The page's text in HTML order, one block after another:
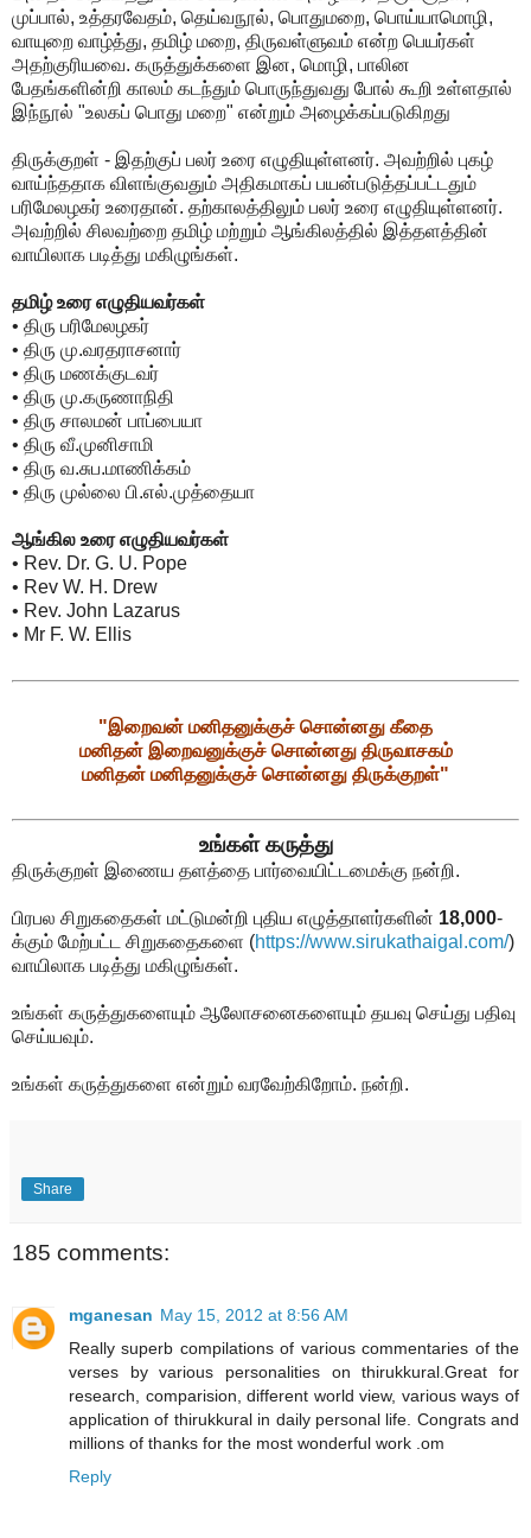
முப்பால், உத்தரவேதம், தெய்வநூல், பொதுமறை, பொய்யாமொழி,
வாயுறை வாழ்த்து, தமிழ் மறை, திருவள்ளுவம் என்ற பெயர்கள்
அதற்குரியவை. கருத்துக்களை இன, மொழி, பாலின
பேதங்களின்றி காலம் கடந்தும் பொருந்துவது போல் கூறி உள்ளதால்
இந்நூல் "உலகப் பொது மறை" என்றும் அழைக்கப்படுகிறது
திருக்குறள் - இதற்குப் பலர் உரை எழுதியுள்ளனர். அவற்றில் புகழ்
வாய்ந்ததாக விளங்குவதும் அதிகமாகப் பயன்படுத்தப்பட்டதும்
பரிமேலழகர் உரைதான். தற்காலத்திலும் பலர் உரை எழுதியுள்ளனர்.
அவற்றில் சிலவற்றை தமிழ் மற்றும் ஆங்கிலத்தில் இத்தளத்தின்
வாயிலாக படித்து மகிழுங்கள்.
தமிழ் உரை எழுதியவர்கள்
• திரு பரிமேலழகர்
• திரு மு.வரதராசனார்
• திரு மணக்குடவர்
• திரு மு.கருணாநிதி
• திரு சாலமன் பாப்பையா
• திரு வீ.முனிசாமி
• திரு வ.சுப.மாணிக்கம்
• திரு முல்லை பி.எல்.முத்தையா
ஆங்கில உரை எழுதியவர்கள்
• Rev. Dr. G. U. Pope
• Rev W. H. Drew
• Rev. John Lazarus
• Mr F. W. Ellis
"இறைவன் மனிதனுக்குச் சொன்னது கீதை
மனிதன் இறைவனுக்குச் சொன்னது திருவாசகம்
மனிதன் மனிதனுக்குச் சொன்னது திருக்குறள்"
உங்கள் கருத்து
திருக்குறள் இணைய தளத்தை பார்வையிட்டமைக்கு நன்றி.
பிரபல சிறுகதைகள் மட்டுமன்றி புதிய எழுத்தாளர்களின் 18,000-
க்கும் மேற்பட்ட சிறுகதைகளை (https://www.sirukathaigal.com/)
வாயிலாக படித்து மகிழுங்கள்.
உங்கள் கருத்துகளையும் ஆலோசனைகளையும் தயவு செய்து பதிவு
செய்யவும்.
உங்கள் கருத்துகளை என்றும் வரவேற்கிறோம். நன்றி.
Share
185 comments:
mganesan May 15, 2012 at 8:56 AM
Really superb compilations of various commentaries of the
verses by various personalities on thirukkural.Great for
research, comparision, different world view, various ways of
application of thirukkural in daily personal life. Congrats and
millions of thanks for the most wonderful work .om
Reply